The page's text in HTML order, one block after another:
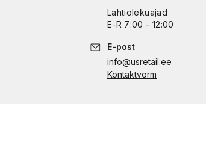
Lahtiolekuajad
E-R 7:00 - 12:00
E-post
info@usretail.ee
Kontaktvorm